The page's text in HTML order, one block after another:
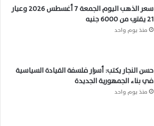
سعر الذهب اليوم الجمعة 7 أغسطس 2026 وعيار
21 يقترب من 6000 جنيه
منذ يوم واحد
حسن النجار يكتب: أسرار فلسفة القيادة السياسية
في بناء الجمهورية الجديدة
منذ يوم واحد